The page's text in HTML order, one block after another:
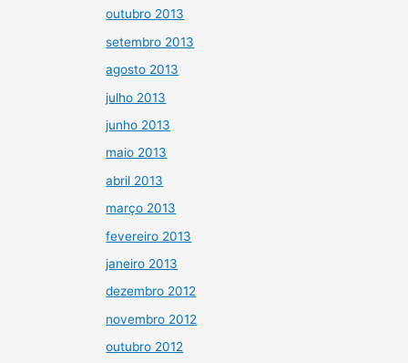
outubro 2013
setembro 2013
agosto 2013
julho 2013
junho 2013
maio 2013
abril 2013
março 2013
fevereiro 2013
janeiro 2013
dezembro 2012
novembro 2012
outubro 2012